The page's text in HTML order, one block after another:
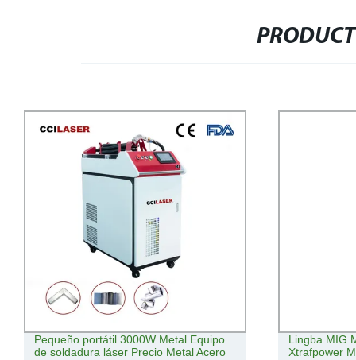
3000W Metal Equipo
láser Precio Metal Acero
Lingba MIG Mag MMA Lift
Xtrafpower Máquinas de